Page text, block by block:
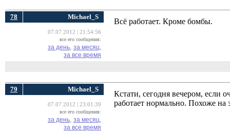
78 Michael_S
07.07.2012 | 21:54:56
все его сообщения:
за день, за месяц,
за все время
Всё работает. Кроме бомбы.
79 Michael_S
07.07.2012 | 23:01:39
все его сообщения:
за день, за месяц,
за все время
Кстати, сегодня вечером, если
работает нормально. Похоже на